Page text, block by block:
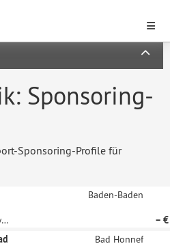
Sponsoring-
Sponsoring-Profile für
Baden-Baden
Leichtathletik, Diskuswurf
– €
Bad Honnef